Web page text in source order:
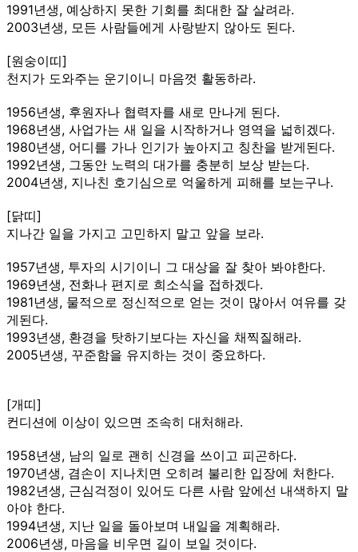
1991년생, 예상하지 못한 기회를 최대한 잘 살려라.
2003년생, 모든 사람들에게 사랑받지 않아도 된다.
[원숭이띠]
천지가 도와주는 운기이니 마음껏 활동하라.
1956년생, 후원자나 협력자를 새로 만나게 된다.
1968년생, 사업가는 새 일을 시작하거나 영역을 넓히겠다.
1980년생, 어디를 가나 인기가 높아지고 칭찬을 받게된다.
1992년생, 그동안 노력의 대가를 충분히 보상 받는다.
2004년생, 지나친 호기심으로 억울하게 피해를 보는구나.
[닭띠]
지나간 일을 가지고 고민하지 말고 앞을 보라.
1957년생, 투자의 시기이니 그 대상을 잘 찾아 봐야한다.
1969년생, 전화나 편지로 희소식을 접하겠다.
1981년생, 물적으로 정신적으로 얻는 것이 많아서 여유를 갖
게된다.
1993년생, 환경을 탓하기보다는 자신을 채찍질해라.
2005년생, 꾸준함을 유지하는 것이 중요하다.
[개띠]
컨디션에 이상이 있으면 조속히 대처해라.
1958년생, 남의 일로 괜히 신경을 쓰이고 피곤하다.
1970년생, 겸손이 지나치면 오히려 불리한 입장에 처한다.
1982년생, 근심걱정이 있어도 다른 사람 앞에선 내색하지 말
아야 한다.
1994년생, 지난 일을 돌아보며 내일을 계획해라.
2006년생, 마음을 비우면 길이 보일 것이다.